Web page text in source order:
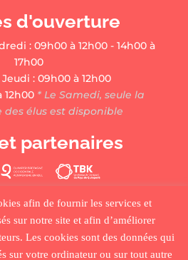
d'ouverture
: 09h00 à 12h00 - 14h00 à
17h00
: 09h00 à 12h00
12h00* Le Samedi, seule la
élus est disponible
partenaires
afin de fournir les services et
sur notre site et afin d’améliorer
Les cookies sont des données qui
sur votre ordinateur ou sur tout autre